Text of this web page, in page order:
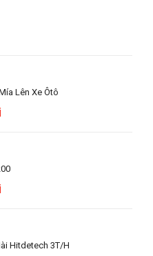
Lên Xe Ôtô
Hitdetech 3T/h